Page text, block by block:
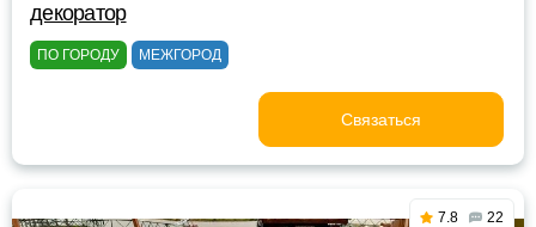
декоратор
ПО ГОРОДУ МЕЖГОРОД
Связаться
7.8 22